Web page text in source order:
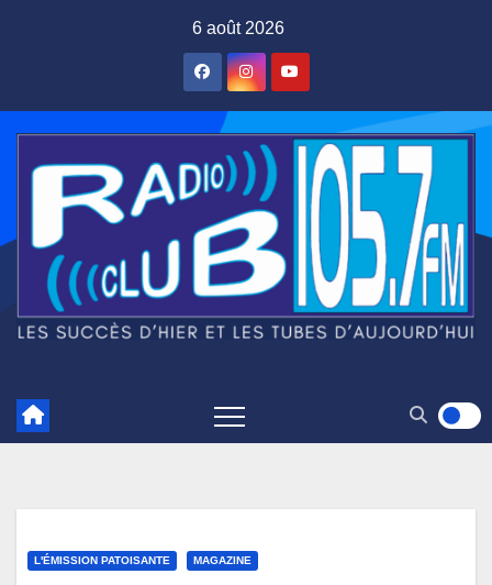
6 août 2026
L'ÉMISSION PATOISANTE MAGAZINE